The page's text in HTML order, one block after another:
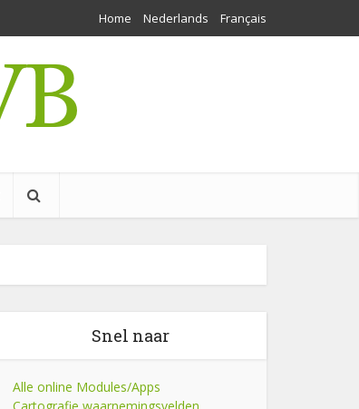
Home Nederlands Français
Snel naar
Alle online Modules/Apps